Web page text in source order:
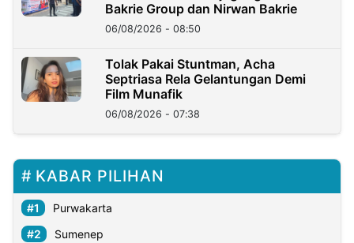
Bakrie Group dan Nirwan Bakrie
06/08/2026 - 08:50
Tolak Pakai Stuntman, Acha
Septriasa Rela Gelantungan Demi
Film Munafik
06/08/2026 - 07:38
KABAR PILIHAN
Purwakarta
Sumenep